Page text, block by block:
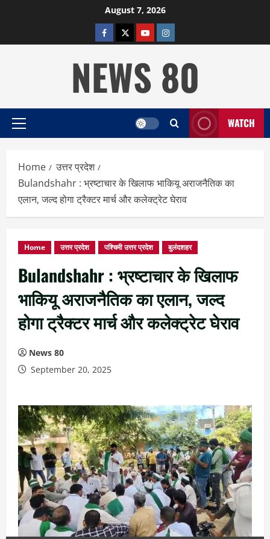
August 7, 2026
facebooktwitterYOUTUBE
instagram
NEWS 80
Primary
WATCH
Home
उत्तर प्रदेश
Bulandshahr : भ्रष्टाचार के खिलाफ भाकियू अराजनैतिक का
एलान, जल्द होगा ट्रैक्टर मार्च और कलेक्ट्रेट घेराव
Home उत्तर प्रदेश पश्चिमी उत्तर प्रदेश बुलंदशहर
Bulandshahr : भ्रष्टाचार के खिलाफ
भाकियू अराजनैतिक का एलान, जल्द
होगा ट्रैक्टर मार्च और कलेक्ट्रेट घेराव
News 80
September 20, 2025